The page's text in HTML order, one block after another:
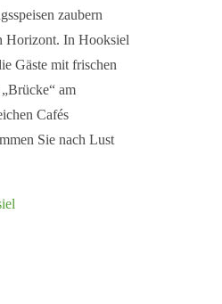
zaubern
Horizont. In Hooksiel
Gäste mit frischen
am
Cafés
Sie nach Lust